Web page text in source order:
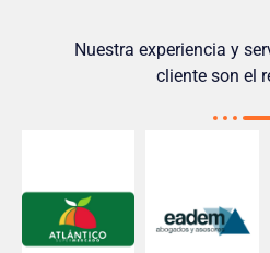
Nuestra experiencia y
cliente son el